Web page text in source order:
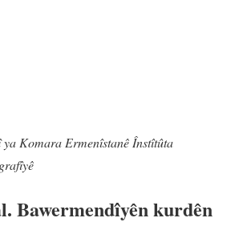
Komara Ermenîstanê Înstîtûta
. Bawermendîyên kurdên